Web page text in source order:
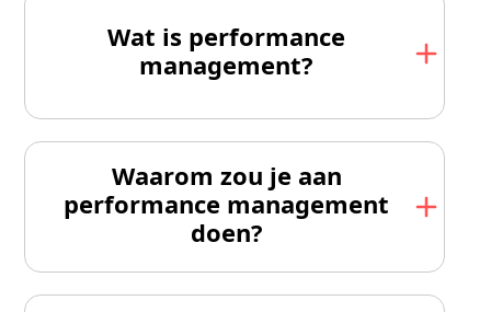
Wat is performance
management?
Waarom zou je aan
performance management
doen?